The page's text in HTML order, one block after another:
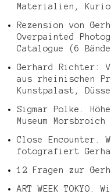
Materialien,
Rezension von
Overpainted
Catalogue (6
Gerhard Richter:
aus rheinischen
Kunstpalast,
Sigmar Polke.
Museum Morsbroich
Close Encounter.
fotografiert
12 Fragen zur
ART WEEK